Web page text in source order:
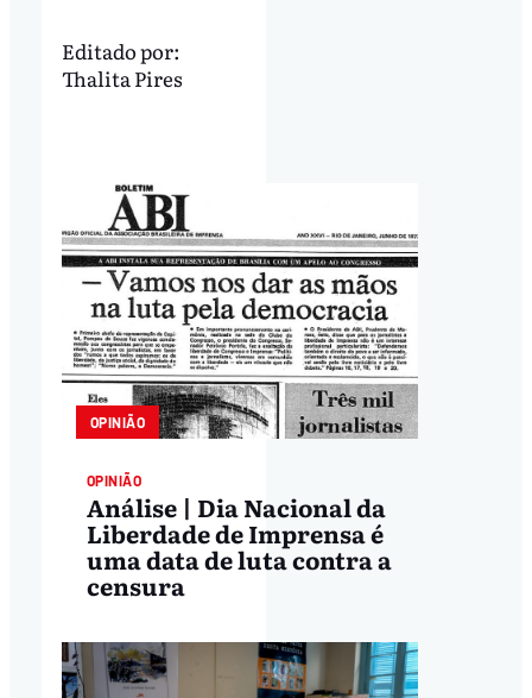
Editado por:
Thalita Pires
OPINIÃO
OPINIÃO
Análise | Dia Nacional da
Liberdade de Imprensa é
uma data de luta contra a
censura